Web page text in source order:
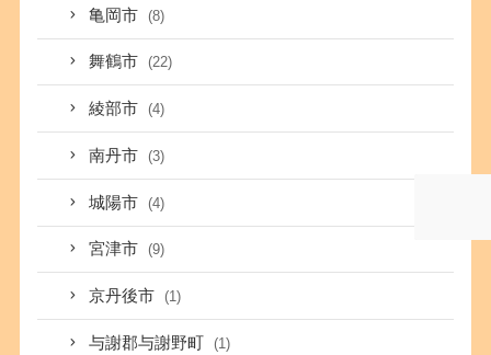
亀岡市 (8)
舞鶴市 (22)
綾部市 (4)
南丹市 (3)
城陽市 (4)
宮津市 (9)
京丹後市 (1)
与謝郡与謝野町 (1)